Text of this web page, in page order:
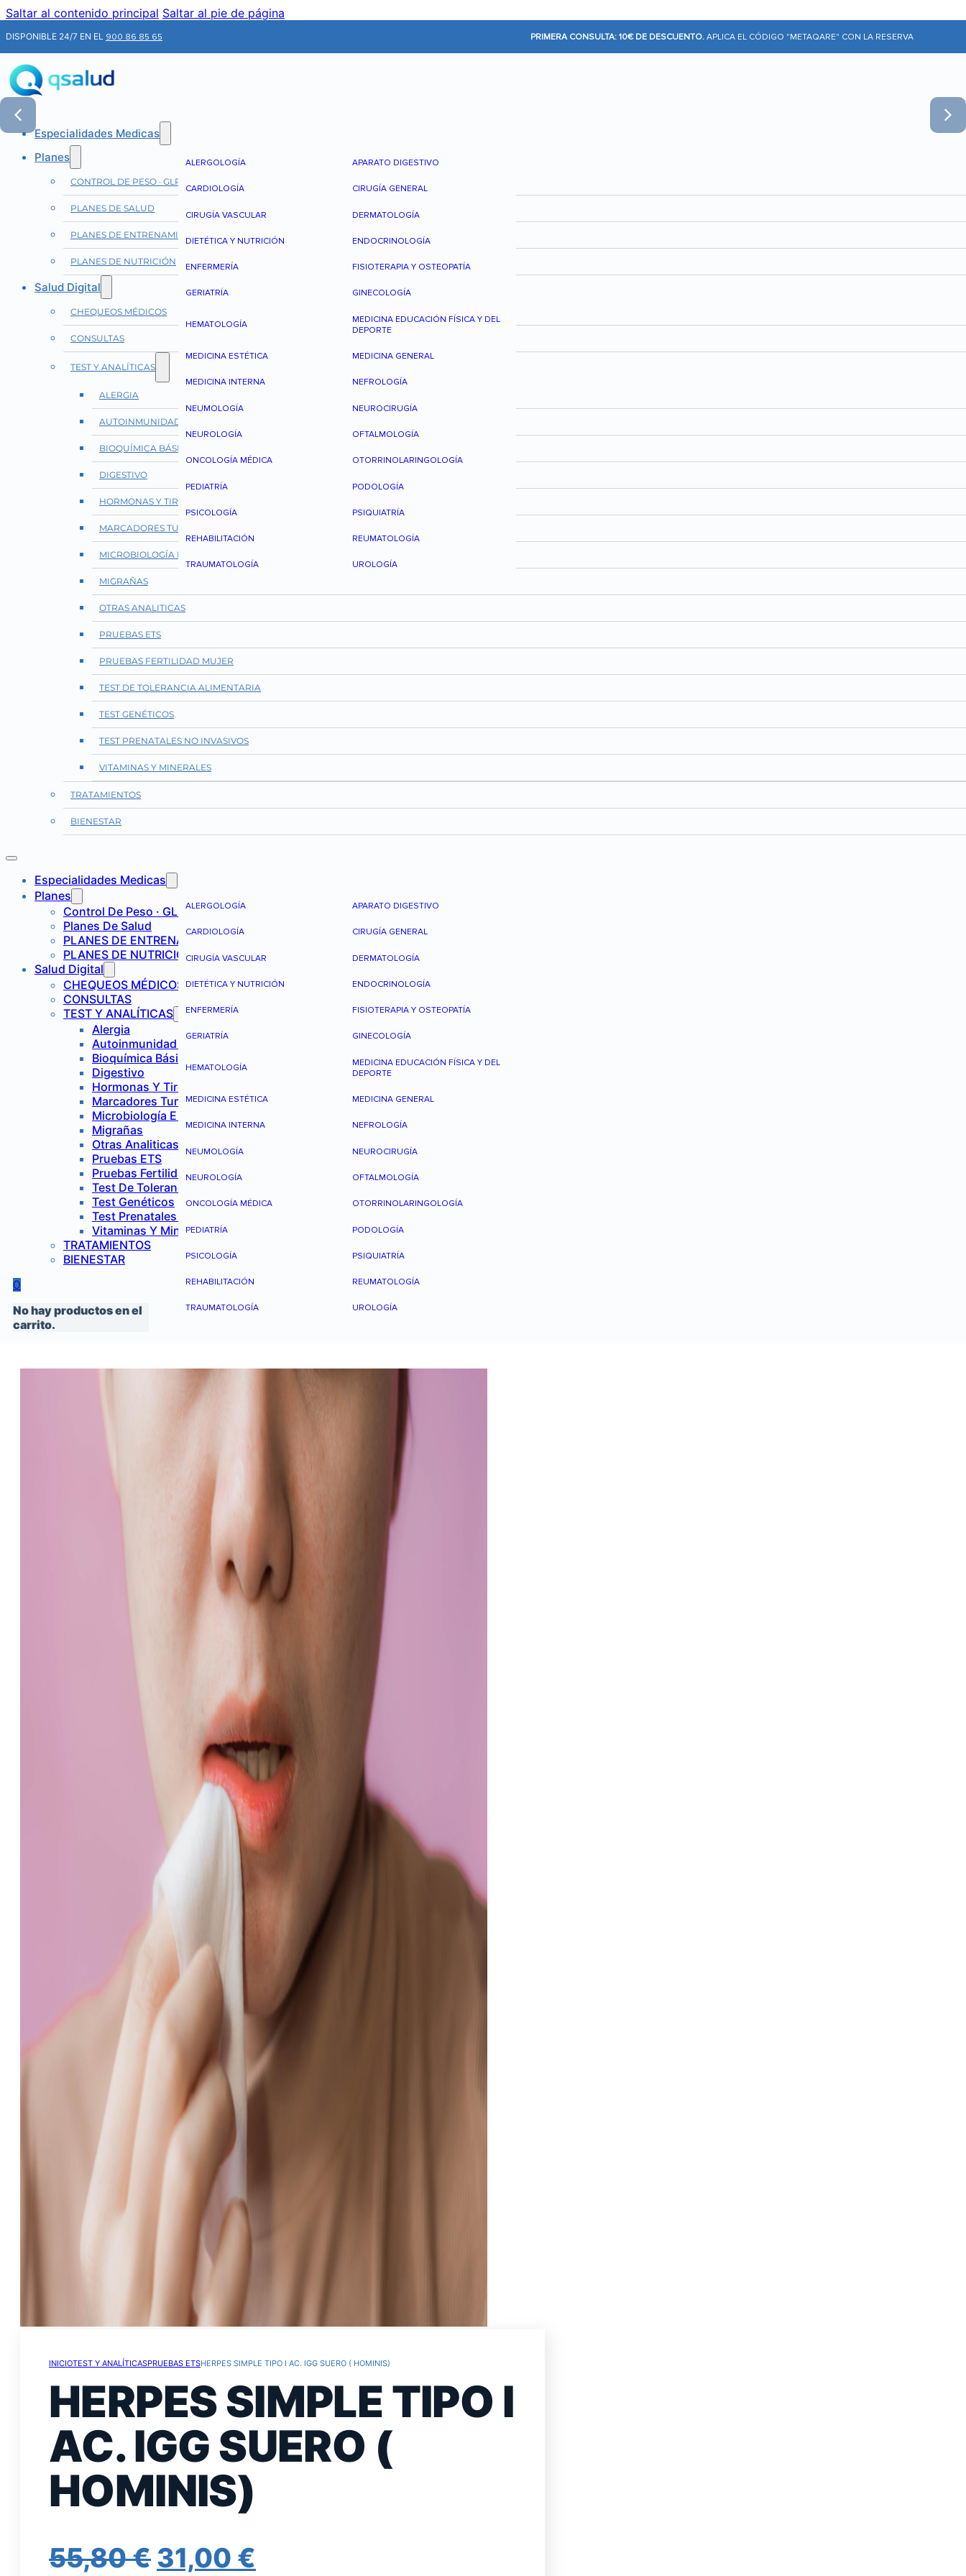
Saltar al contenido principal Saltar al pie de página
DISPONIBLE 24/7 EN EL 900 86 85 65 PRIMERA CONSULTA: 10€ DE DESCUENTO. APLICA EL CÓDIGO "METAQARE" CON LA RESERVA
Especialidades Medicas
ALERGOLOGÍA APARATO DIGESTIVO
CARDIOLOGÍA CIRUGÍA GENERAL
CIRUGÍA VASCULAR DERMATOLOGÍA
DIETÉTICA Y NUTRICIÓN ENDOCRINOLOGÍA
ENFERMERÍA FISIOTERAPIA Y OSTEOPATÍA
GERIATRÍA GINECOLOGÍA
HEMATOLOGÍA
MEDICINA EDUCACIÓN FÍSICA Y DEL
DEPORTE
MEDICINA ESTÉTICA MEDICINA GENERAL
MEDICINA INTERNA NEFROLOGÍA
NEUMOLOGÍA NEUROCIRUGÍA
NEUROLOGÍA OFTALMOLOGÍA
ONCOLOGÍA MÉDICA OTORRINOLARINGOLOGÍA
PEDIATRÍA PODOLOGÍA
PSICOLOGÍA PSIQUIATRÍA
REHABILITACIÓN REUMATOLOGÍA
TRAUMATOLOGÍA UROLOGÍA
Planes
CONTROL DE PESO · GLP-1
PLANES DE SALUD
PLANES DE ENTRENAMIENTO
PLANES DE NUTRICIÓN
Salud Digital
CHEQUEOS MÉDICOS
CONSULTAS
TEST Y ANALÍTICAS
ALERGIA
AUTOINMUNIDAD Y REUMATOLOGÍA
BIOQUÍMICA BÁSICA
DIGESTIVO
HORMONAS Y TIROIDES
MARCADORES TUMORALES
MICROBIOLOGÍA E INFECCIONES
MIGRAÑAS
OTRAS ANALITICAS
PRUEBAS ETS
PRUEBAS FERTILIDAD MUJER
TEST DE TOLERANCIA ALIMENTARIA
TEST GENÉTICOS
TEST PRENATALES NO INVASIVOS
VITAMINAS Y MINERALES
TRATAMIENTOS
BIENESTAR
Especialidades Medicas
ALERGOLOGÍA APARATO DIGESTIVO
CARDIOLOGÍA CIRUGÍA GENERAL
CIRUGÍA VASCULAR DERMATOLOGÍA
DIETÉTICA Y NUTRICIÓN ENDOCRINOLOGÍA
ENFERMERÍA FISIOTERAPIA Y OSTEOPATÍA
GERIATRÍA GINECOLOGÍA
HEMATOLOGÍA
MEDICINA EDUCACIÓN FÍSICA Y DEL
DEPORTE
MEDICINA ESTÉTICA MEDICINA GENERAL
MEDICINA INTERNA NEFROLOGÍA
NEUMOLOGÍA NEUROCIRUGÍA
NEUROLOGÍA OFTALMOLOGÍA
ONCOLOGÍA MÉDICA OTORRINOLARINGOLOGÍA
PEDIATRÍA PODOLOGÍA
PSICOLOGÍA PSIQUIATRÍA
REHABILITACIÓN REUMATOLOGÍA
TRAUMATOLOGÍA UROLOGÍA
Planes
Control De Peso · GLP-1
Planes De Salud
PLANES DE ENTRENAMIENTO
PLANES DE NUTRICIÓN
Salud Digital
CHEQUEOS MÉDICOS
CONSULTAS
TEST Y ANALÍTICAS
Alergia
Autoinmunidad Y Reumatología
Bioquímica Básica
Digestivo
Hormonas Y Tiroides
Marcadores Tumorales
Microbiología E Infecciones
Migrañas
Otras Analiticas
Pruebas ETS
Pruebas Fertilidad Mujer
Test De Tolerancia Alimentaria
Test Genéticos
Test Prenatales No Invasivos
Vitaminas Y Minerales
TRATAMIENTOS
BIENESTAR
0
No hay productos en el
carrito.
INICIOTEST Y ANALÍTICASPRUEBAS ETSHERPES SIMPLE TIPO I AC. IGG SUERO ( HOMINIS)
HERPES SIMPLE TIPO I
AC. IGG SUERO (
HOMINIS)
55,80€ EL
31,00 €